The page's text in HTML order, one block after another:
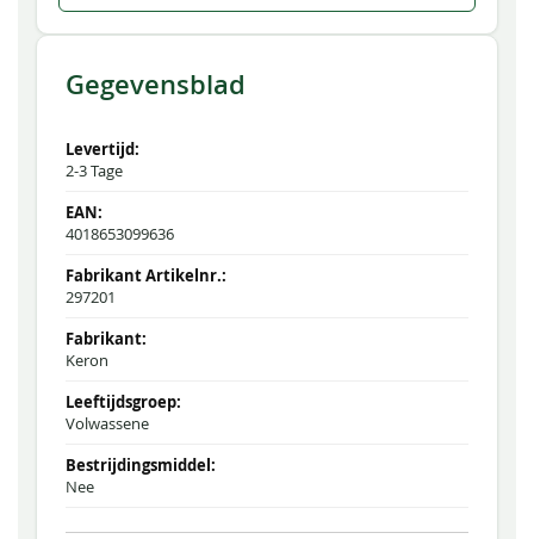
Gegevensblad
2-3 Tage
4018653099636
297201
Keron
Volwassene
Nee